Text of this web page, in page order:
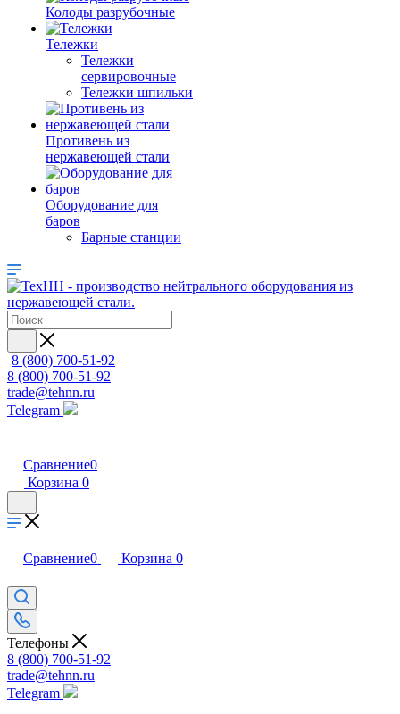
Колоды разрубочные
Тележки
Тележки
сервировочные
Тележки шпильки
Противень из
нержавеющей стали
Оборудование для
баров
Барные станции
8 (800) 700-51-92
8 (800) 700-51-92
trade@tehnn.ru
Telegram
Сравнение0
Корзина 0
Сравнение0 Корзина 0
Телефоны
8 (800) 700-51-92
trade@tehnn.ru
Telegram